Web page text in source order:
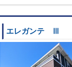
エレガンテ Ⅲ